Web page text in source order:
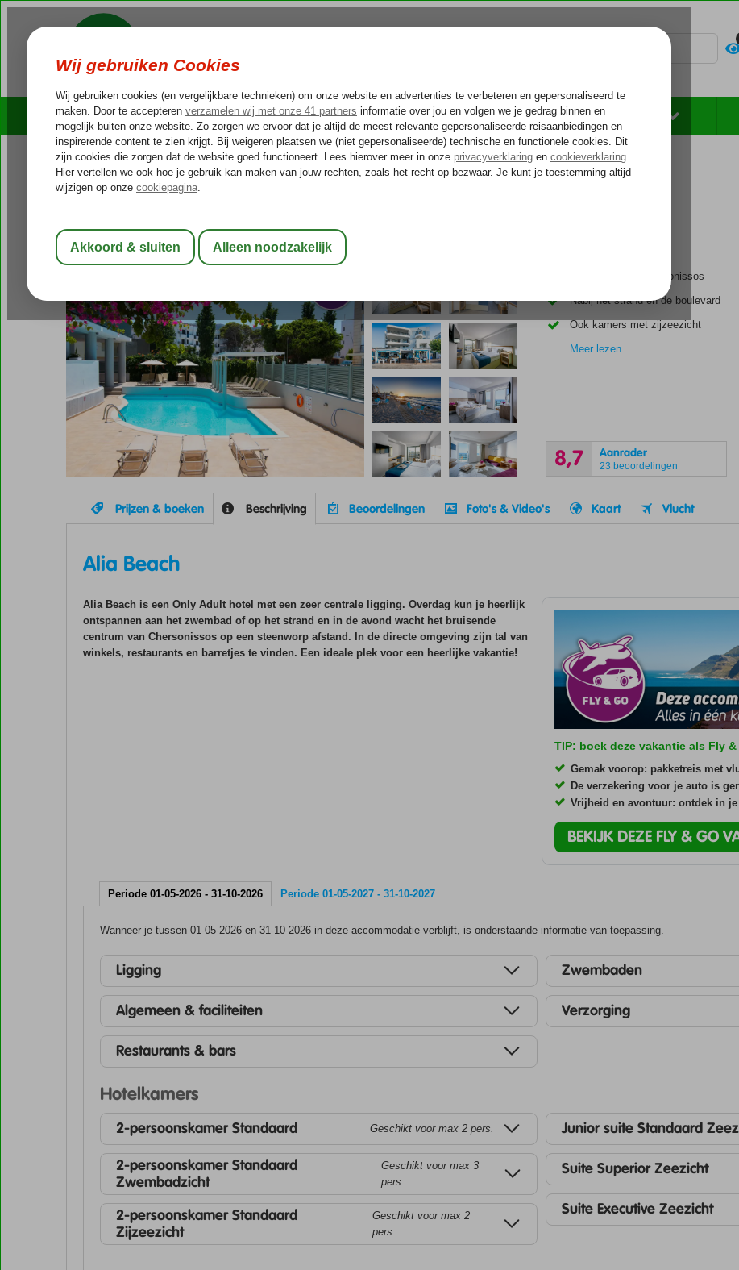
Cruises Outlet Deals Rondreizen Zonvakantie
Voelt als thuiskomen...
Home
Griekenland Kreta Chersonissos
Alia Beach
Logies en ontbijt-Hotel
In het hart van Chersonissos
Nabij het strand en de boulevard
Ook kamers met zijzeezicht
Meer lezen
8,7 Aanrader
23 beoordelingen
Prijzen & boeken Beschrijving Beoordelingen Foto's & Video's Kaart Vlucht
Alia Beach
Alia Beach is een Only Adult hotel met een zeer centrale ligging. Overdag kun je heerlijk
ontspannen aan het zwembad of op het strand en in de avond wacht het bruisende
centrum van Chersonissos op een steenworp afstand. In de directe omgeving zijn tal van
winkels, restaurants en barretjes te vinden. Een ideale plek voor een heerlijke vakantie!
TIP: boek deze vakantie als Fly &
Gemak voorop: pakketreis met
De verzekering voor je auto is
Vrijheid en avontuur: ontdek in
BEKIJK DEZE FLY & GO
Periode 01-05-2026 - 31-10-2026 Periode 01-05-2027 - 31-10-2027
Wanneer je tussen 01-05-2026 en 31-10-2026 in deze accommodatie verblijft, is onderstaande informatie van toepassing.
Ligging
Algemeen & faciliteiten
Restaurants & bars
Zwembaden
Verzorging
Hotelkamers
2-persoonskamer Standaard Geschikt voor max 2 pers.
2-persoonskamer Standaard
Zwembadzicht
Geschikt voor max 3
pers.
2-persoonskamer Standaard
Zijzeezicht
Geschikt voor max 2
pers.
Junior suite Standaard
Suite Superior Zeezicht
Suite Executive Zeezicht